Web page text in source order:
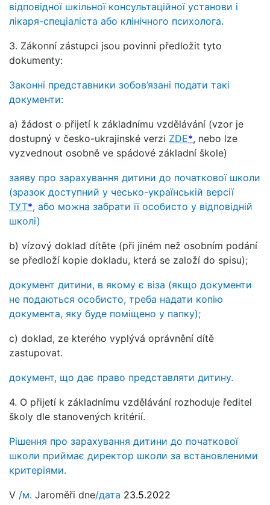
відповідної шкільної консультаційної установи і
лікаря-спеціаліста або клінічного психолога.
3. Zákonní zástupci jsou povinni předložit tyto
dokumenty:
Законні представники зобов’язані подати такі
документи:
a) žádost o přijetí k základnímu vzdělávání (vzor je
dostupný v česko-ukrajinské verzi ZDE*, nebo lze
vyzvednout osobně ve spádové základní škole)
заяву про зарахування дитини до початкової школи
(зразок доступний у чесько-українській версії
ТУТ*, або можна забрати її особисто у відповідній
школі)
b) vízový doklad dítěte (při jiném než osobním podání
se předloží kopie dokladu, která se založí do spisu);
документ дитини, в якому є віза (якщо документи
не подаються особисто, треба надати копію
документа, яку буде поміщено у папку);
c) doklad, ze kterého vyplývá oprávnění dítě
zastupovat.
документ, що дає право представляти дитину.
4. O přijetí k základnímu vzdělávání rozhoduje ředitel
školy dle stanovených kritérií.
Рішення про зарахування дитини до початкової
школи приймає директор школи за встановленими
критеріями.
V /м. Jaroměři dne/дата 23.5.2022